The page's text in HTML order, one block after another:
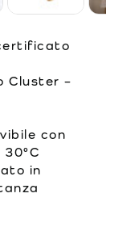
Cluster –
con
in